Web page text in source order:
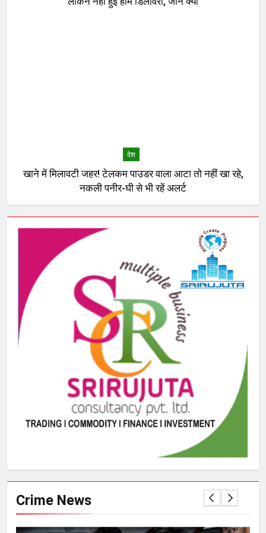
देश
खाने में मिलावटी जहर! टेलकम पाउडर वाला आटा तो नहीं खा रहे,
नकली पनीर-घी से भी रहें अलर्ट
Crime News